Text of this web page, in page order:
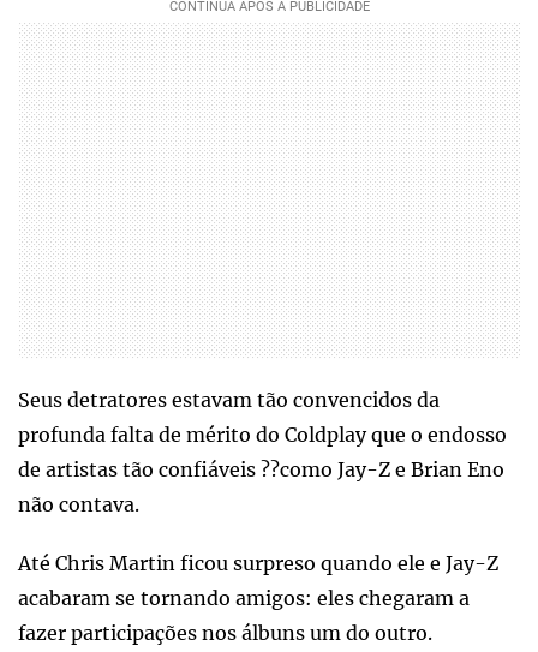
Seus detratores estavam tão convencidos da
profunda falta de mérito do Coldplay que o endosso
de artistas tão confiáveis ??como Jay-Z e Brian Eno
não contava.
Até Chris Martin ficou surpreso quando ele e Jay-Z
acabaram se tornando amigos: eles chegaram a
fazer participações nos álbuns um do outro.